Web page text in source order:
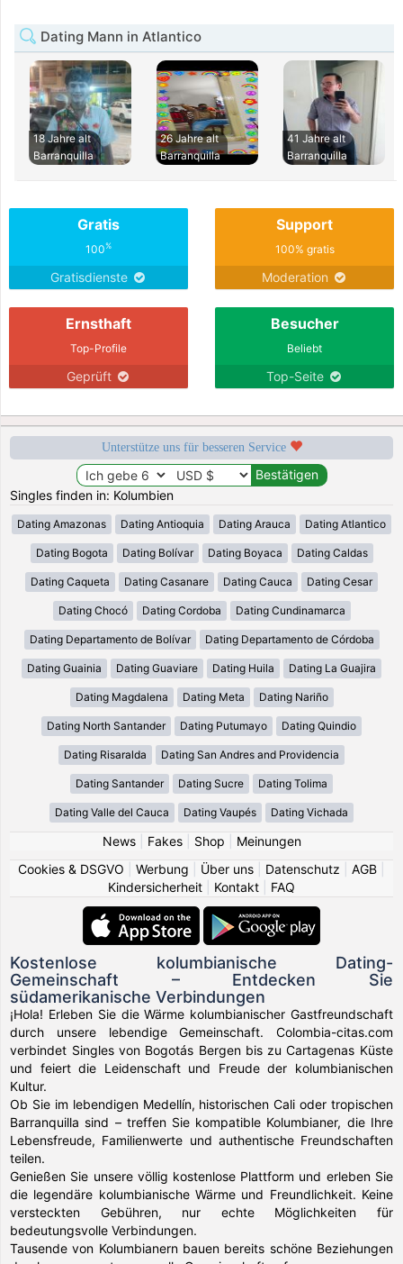
Dating Mann in Atlantico
18 Jahre alt
Barranquilla
26 Jahre alt
Barranquilla
41 Jahre alt
Barranquilla
Gratis
100%
Gratisdienste
Support
100% gratis
Moderation
Ernsthaft
Top-Profile
Geprüft
Besucher
Beliebt
Top-Seite
Unterstütze uns für besseren Service
Singles finden in: Kolumbien
Dating Amazonas Dating Antioquia Dating Arauca Dating Atlantico
Dating Bogota Dating Bolívar Dating Boyaca Dating Caldas
Dating Caqueta Dating Casanare Dating Cauca Dating Cesar
Dating Chocó Dating Cordoba Dating Cundinamarca
Dating Departamento de Bolívar Dating Departamento de Córdoba
Dating Guainia Dating Guaviare Dating Huila Dating La Guajira
Dating Magdalena Dating Meta Dating Nariño
Dating North Santander Dating Putumayo Dating Quindio
Dating Risaralda Dating San Andres and Providencia
Dating Santander Dating Sucre Dating Tolima
Dating Valle del Cauca Dating Vaupés Dating Vichada
News| Fakes| Shop
Meinungen
Cookies & DSGVO
Werbung Über uns Datenschutz AGB
Kindersicherheit
Kontakt FAQ
Kostenlose kolumbianische Dating-
Gemeinschaft – Entdecken Sie
südamerikanische Verbindungen
¡Hola! Erleben Sie die Wärme kolumbianischer Gastfreundschaft
durch unsere lebendige Gemeinschaft. Colombia-citas.com
verbindet Singles von Bogotás Bergen bis zu Cartagenas Küste
und feiert die Leidenschaft und Freude der kolumbianischen
Kultur.
Ob Sie im lebendigen Medellín, historischen Cali oder tropischen
Barranquilla sind – treffen Sie kompatible Kolumbianer, die Ihre
Lebensfreude, Familienwerte und authentische Freundschaften
teilen.
Genießen Sie unsere völlig kostenlose Plattform und erleben Sie
die legendäre kolumbianische Wärme und Freundlichkeit. Keine
versteckten Gebühren, nur echte Möglichkeiten für
bedeutungsvolle Verbindungen.
Tausende von Kolumbianern bauen bereits schöne Beziehungen